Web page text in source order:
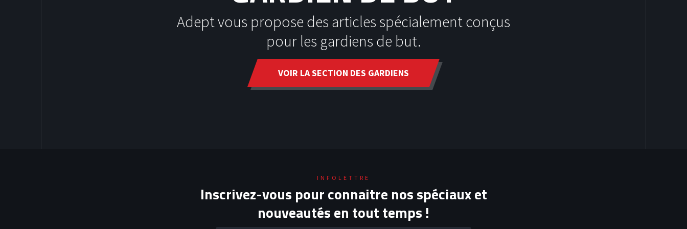
Adept vous propose des articles spécialement conçus
pour les gardiens de but.
VOIR LA SECTION DES GARDIENS
INFOLETTRE
Inscrivez-vous pour connaitre nos spéciaux et
nouveautés en tout temps !